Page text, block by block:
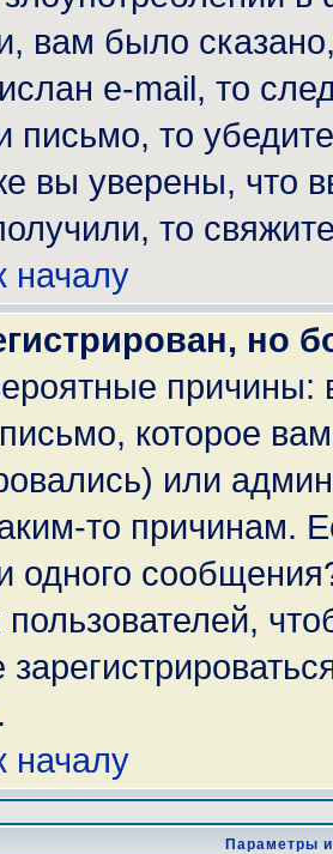
вам было
e-mail, то
письмо, то
вы уверены, что
то
началу
но
причины:
которое
или
то причинам.
одного
пользователей,
началу
Параметры